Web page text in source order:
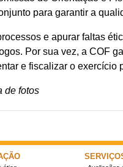
para garantir a
e apurar faltas
Por sua vez, a COF
e fiscalizar o exercício
de fotos